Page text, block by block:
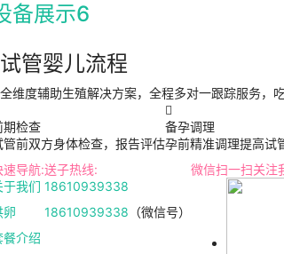
备展示6
试管婴儿流程
全维度辅助生殖解决方案，全程多对一跟踪服务，
期检查
管前双方身体检查，报告评估

备孕调理
孕前精准调理提高试
速导航:
于我们
卵
餐介绍
送子热线:
18610939338
18610939338 （微信号）
微信扫一扫关注